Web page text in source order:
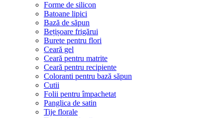
Forme de silicon
Batoane lipici
Bază de săpun
Bețișoare frigărui
Burete pentru flori
Ceară gel
Ceară pentru matrite
Ceară pentru recipiente
Coloranti pentru bază săpun
Cutii
Folii pentru împachetat
Panglica de satin
Tije florale